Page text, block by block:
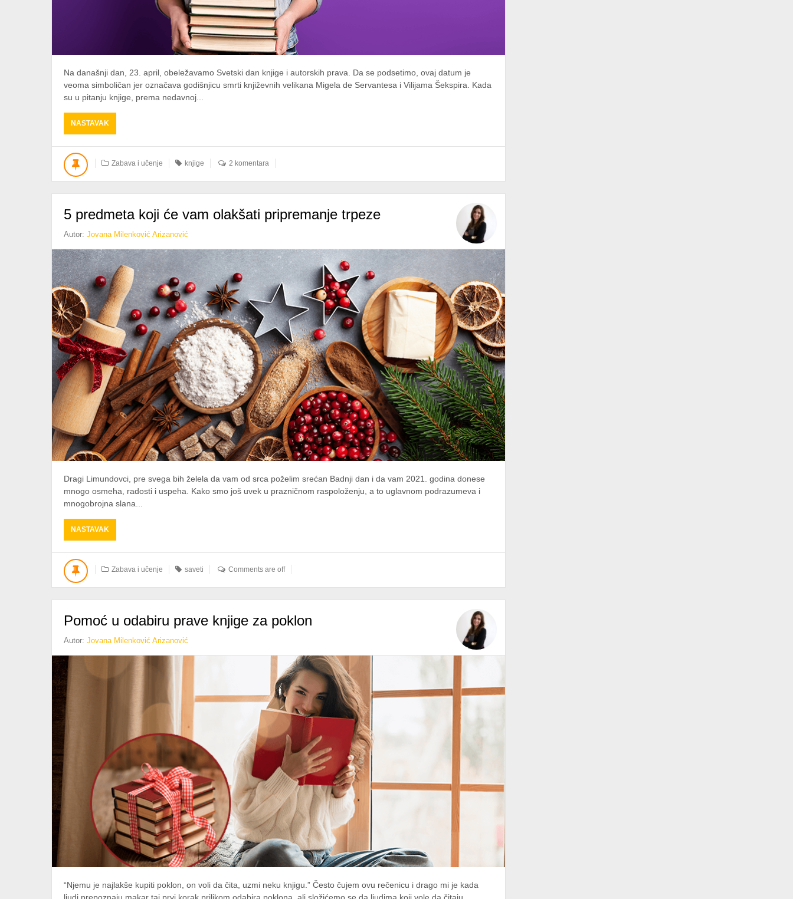
Na današnji dan, 23. april, obeležavamo Svetski dan knjige i autorskih prava. Da se podsetimo, ovaj datum je
veoma simboličan jer označava godišnjicu smrti književnih velikana Migela de Servantesa i Vilijama Šekspira. Kada
su u pitanju knjige, prema nedavnoj...
NASTAVAK
KUPINDO
I
–Zabava i učenje knjige 2 komentara
5 predmeta koji će vam olakšati pripremanje trpeze
Autor: Jovana Milenković Arizanović
Dragi Limundovci, pre svega bih želela da vam od srca poželim srećan Badnji dan i da vam 2021. godina donese
mnogo osmeha, radosti i uspeha. Kako smo još uvek u prazničnom raspoloženju, a to uglavnom podrazumeva i
mnogobrojna slana...
NASTAVAK
5
PREDMETA
ĆE
TRPEZE
Zabava i učenje saveti Comments are off
Pomoć u odabiru prave knjige za poklon
Autor: Jovana Milenković Arizanović
“Njemu je najlakše kupiti poklon, on voli da čita, uzmi neku knjigu.” Često čujem ovu rečenicu i drago mi je kada